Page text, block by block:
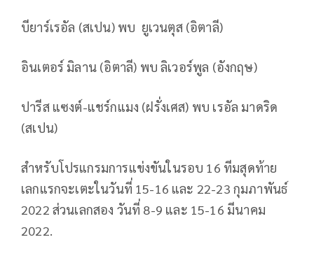
บียาร์เรอัล (สเปน)​ พบ ยูเวนตุส (อิตาลี)
อินเตอร์ มิลาน ​ (อิตาลี) พบ ลิเวอร์พูล (อังกฤษ)
ปารีส แซงต์-แชร์กแมง (ฝรั่งเศส) พบ เรอัล มาดริด
(สเปน)
สำหรับโปรแกรมการแข่งขันในรอบ 16 ทีมสุดท้าย
เลกแรกจะเตะในวันที่ 15-16 และ 22-23 กุมภาพันธ์​
2022 ส่วนเลกสอง วันที่ 8-9 และ 15-16 มีนาคม
2022.